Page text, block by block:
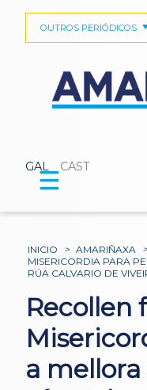
GAL CAST
OUTROS PERIÓDICOS
☰
INICIO > AMARIÑAXA
MISERICORDIA PARA
RÚA CALVARIO DE
Recollen
a mellora